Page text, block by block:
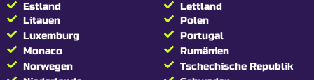
Estland
Lettland
Litauen
Luxemburg
Monaco
Norwegen
Polen
Portugal
Rumänien
Tschechische Republik